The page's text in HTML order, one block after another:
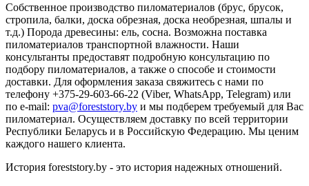
Собственное производство пиломатериалов (брус, брусок,
стропила, балки, доска обрезная, доска необрезная, шпалы и
т.д.) Порода древесины: ель, сосна. Возможна поставка
пиломатериалов транспортной влажности. Наши
консультанты предоставят подробную консультацию по
подбору пиломатериалов, а также о способе и стоимости
доставки. Для оформления заказа свяжитесь с нами по
телефону +375-29-603-66-22 (Viber, WhatsApp, Telegram) или
по e-mail: pva@foreststory.by и мы подберем требуемый для Вас
пиломатериал. Осуществляем доставку по всей территории
Республики Беларусь и в Российскую Федерацию. Мы ценим
каждого нашего клиента.
История foreststory.by - это история надежных отношений.